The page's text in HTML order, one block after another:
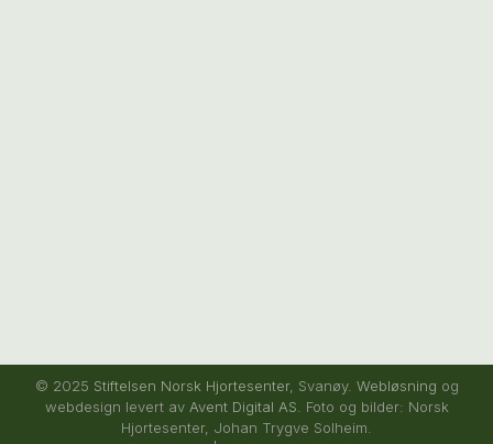
© 2025 Stiftelsen Norsk Hjortesenter, Svanøy. Webløsning og
webdesign levert av Avent Digital AS . Foto og bilder: Norsk
Hjortesenter, Johan Trygve Solheim.